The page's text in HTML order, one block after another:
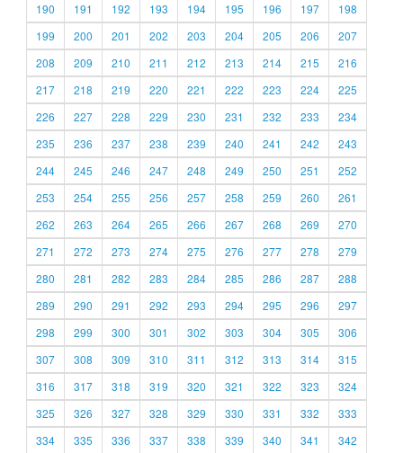
190
191 192 193 194 195 196 197
198
199
200 201 202 203 204 205 206
207
208
209 210 211 212 213 214 215
216
217
218 219 220 221 222 223 224
225
226
227 228 229 230 231 232 233
234
235
236 237 238 239 240 241 242
243
244
245 246 247 248 249 250 251
252
253
254 255 256 257 258 259 260
261
262
263 264 265 266 267 268 269
270
271
272 273 274 275 276 277 278
279
280
281 282 283 284 285 286 287
288
289
290 291 292 293 294 295 296
297
298
299 300 301 302 303 304 305
306
307
308 309 310 311 312 313 314
315
316
317 318 319 320 321 322 323
324
325
326 327 328 329 330 331 332
333
334
335 336 337 338 339 340 341 342